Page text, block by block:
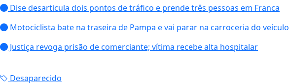
Dise desarticula dois pontos de tráfico e prende três pessoas em Franca
Motociclista bate na traseira de Pampa e vai parar na carroceria do veículo
Justiça revoga prisão de comerciante; vítima recebe alta hospitalar
Desaparecido